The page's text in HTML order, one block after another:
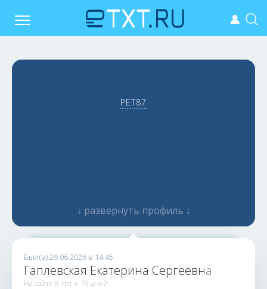
PET87
↓ развернуть профиль ↓
ИСПОЛНИТЕЛИ
Гаплевская Екатерина Сергеевна
На сайте 8 лет и 79 дней
Был(а) 29.06.2026 в 14:45